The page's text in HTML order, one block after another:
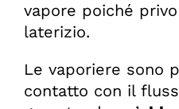
vapore poiché
laterizio.
Le vaporiere sono
contatto con il